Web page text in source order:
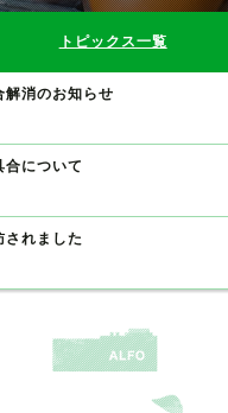
トピックス一覧
解消のお知らせ
合について
されました